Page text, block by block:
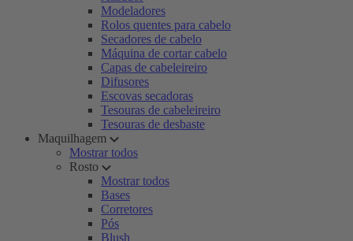
Modeladores
Rolos quentes para cabelo
Secadores de cabelo
Máquina de cortar cabelo
Capas de cabeleireiro
Difusores
Escovas secadoras
Tesouras de cabeleireiro
Tesouras de desbaste
Maquilhagem
Mostrar todos
Rosto
Mostrar todos
Bases
Corretores
Pós
Blush